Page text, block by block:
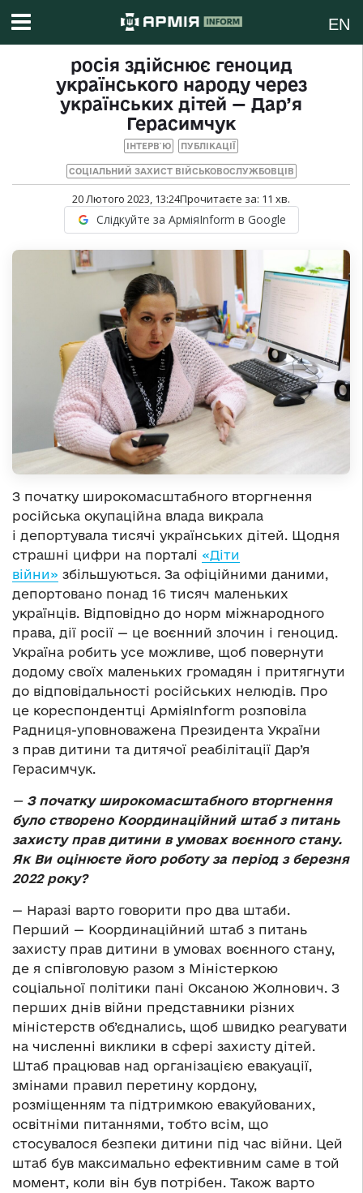
EN
росія здійснює геноцид
українського народу через
українських дітей — Дар’я
Герасимчук
ІНТЕРВ`Ю ПУБЛІКАЦІЇ
СОЦІАЛЬНИЙ ЗАХИСТ ВІЙСЬКОВОСЛУЖБОВЦІВ
20 Лютого 2023, 13:24Прочитаєте за: 11 хв.
Слідкуйте за АрміяInform в Google
З початку широкомасштабного вторгнення
російська окупаційна влада викрала
і депортувала тисячі українських дітей. Щодня
страшні цифри на порталі «Діти
війни» збільшуються. За офіційними даними,
депортовано понад 16 тисяч маленьких
українців. Відповідно до норм міжнародного
права, дії росії — це воєнний злочин і геноцид.
Україна робить усе можливе, щоб повернути
додому своїх маленьких громадян і притягнути
до відповідальності російських нелюдів. Про
це кореспондентці АрміяInform розповіла
Радниця-уповноважена Президента України
з прав дитини та дитячої реабілітації Дар’я
Герасимчук.
— З початку широкомасштабного вторгнення
було створено Координаційний штаб з питань
захисту прав дитини в умовах воєнного стану.
Як Ви оцінюєте його роботу за період з березня
2022 року?
— Наразі варто говорити про два штаби.
Перший — Координаційний штаб з питань
захисту прав дитини в умовах воєнного стану,
де я співголовую разом з Міністеркою
соціальної політики пані Оксаною Жолнович. З
перших днів війни представники різних
міністерств об’єднались, щоб швидко реагувати
на численні виклики в сфері захисту дітей.
Штаб працював над організацією евакуації,
змінами правил перетину кордону,
розміщенням та підтримкою евакуйованих,
освітніми питаннями, тобто всім, що
стосувалося безпеки дитини під час війни. Цей
штаб був максимально ефективним саме в той
момент, коли він був потрібен. Також варто